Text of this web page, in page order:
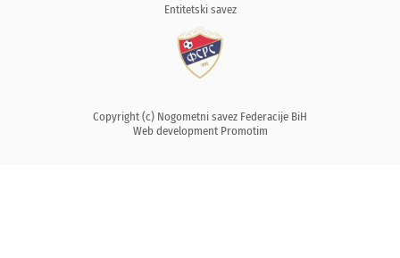
Entitetski savez
Copyright (c) Nogometni savez Federacije BiH
Web development Promotim